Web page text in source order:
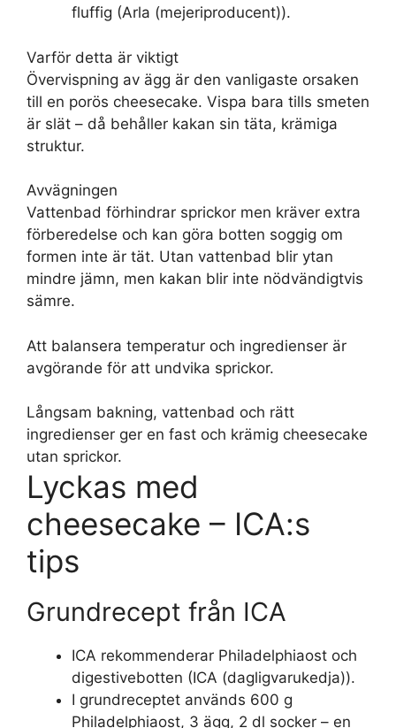
fluffig (Arla (mejeriproducent)).
Varför detta är viktigt
Övervispning av ägg är den vanligaste orsaken
till en porös cheesecake. Vispa bara tills smeten
är slät – då behåller kakan sin täta, krämiga
struktur.
Avvägningen
Vattenbad förhindrar sprickor men kräver extra
förberedelse och kan göra botten soggig om
formen inte är tät. Utan vattenbad blir ytan
mindre jämn, men kakan blir inte nödvändigtvis
sämre.
Att balansera temperatur och ingredienser är
avgörande för att undvika sprickor.
Långsam bakning, vattenbad och rätt
ingredienser ger en fast och krämig cheesecake
utan sprickor.
Lyckas med
cheesecake – ICA:s
tips
Grundrecept från ICA
ICA rekommenderar Philadelphiaost och
digestivebotten (ICA (dagligvarukedja)).
I grundreceptet används 600 g
Philadelphiaost, 3 ägg, 2 dl socker – en